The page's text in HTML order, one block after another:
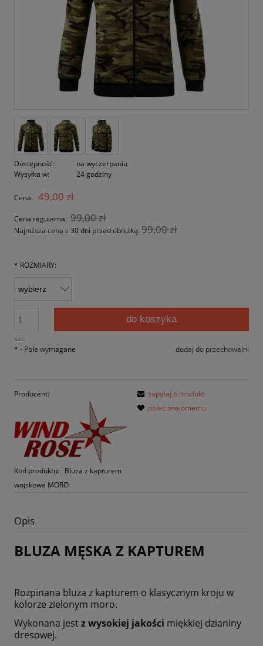
Dostępność:
na wyczerpaniu
Wysyłka w:
24 godziny
Cena: 49,00 zł
Cena regularna: 99,00 zł
Najniższa cena z 30 dni przed obniżką: 99,00 zł
* ROZMIARY:
szt.
do koszyka
dodaj do przechowalni
* - Pole wymagane
Producent:
Kod produktu:
Bluza z kapturem
wojskowa MORO
zapytaj o produkt
poleć znajomemu
Opis
BLUZA MĘSKA Z KAPTUREM
Rozpinana bluza z kapturem o klasycznym kroju w
kolorze zielonym moro.
Wykonana jestz wysokiej jakości miękkiej dzianiny
dresowej.